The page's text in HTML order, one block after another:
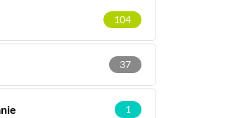
104
37
1